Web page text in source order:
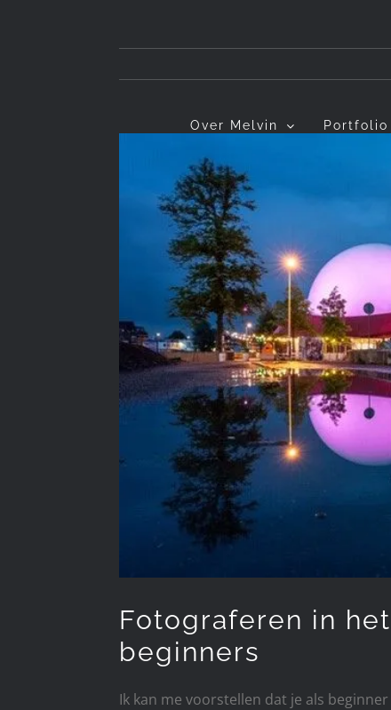
Over Melvin Portfolio
afbeelding
Fotograferen in
beginners
Ik kan me voorstellen dat je als